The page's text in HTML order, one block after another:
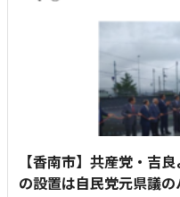
【香南市】共産党・吉
の設置は自民党元県議